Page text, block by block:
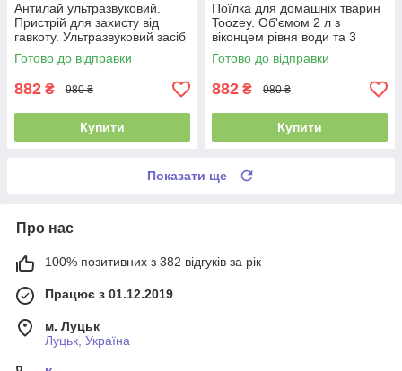
Антилай ультразвуковий.
Пристрій для захисту від
гавкоту. Ультразвуковий засіб
захисту від гавкоту
Готово до відправки
882 ₴ 980 ₴
Купити
Поїлка для домашніх тварин
Toozey. Об'ємом 2 л з
віконцем рівня води та 3
змінними фільтрами, автомат
Готово до відправки
882 ₴ 980 ₴
Купити
Показати ще
Про нас
100% позитивних з 382 відгуків за рік
Працює з 01.12.2019
м. Луцьк
Луцьк, Україна